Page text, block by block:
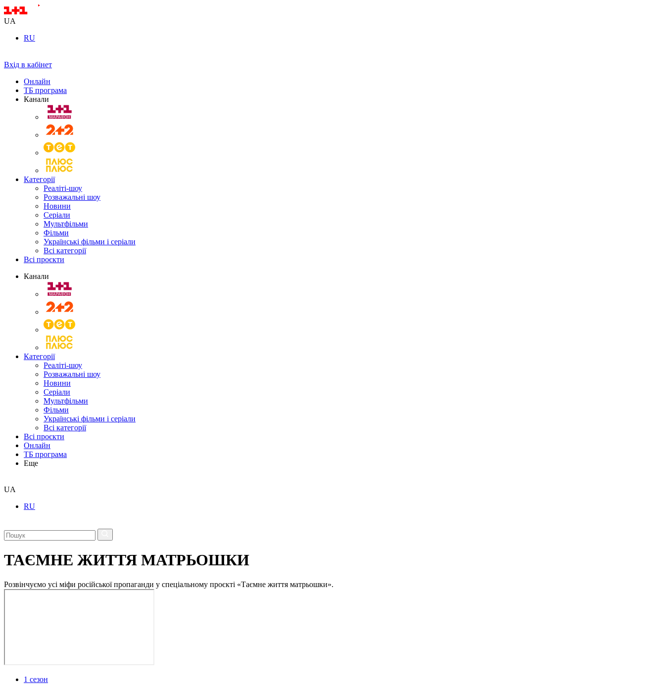
UA
RU
Вхід в кабінет
Онлайн
ТБ програма
Канали
Категорії
Реаліті-шоу
Розважальні шоу
Новини
Серіали
Мультфільми
Фільми
Українські фільми і серіали
Всі категорії
Всі проєкти
Канали
Категорії
Реаліті-шоу
Розважальні шоу
Новини
Серіали
Мультфільми
Фільми
Українські фільми і серіали
Всі категорії
Всі проєкти
Онлайн
ТБ програма
Еще
UA
RU
ТАЄМНЕ ЖИТТЯ МАТРЬОШКИ
Розвінчуємо усі міфи російської пропаганди у спеціальному проєкті «Таємне життя матрьошки».
1 сезон